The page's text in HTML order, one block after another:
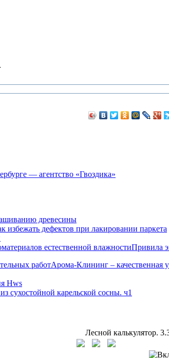
.
— агентство «Гвоздика»
древесины
избежать дефектов при лакировании паркета
Привила
Арома-Клининг – качественная
Hws
сухостойной карельской сосны. ч1
Лесной калькулятор.